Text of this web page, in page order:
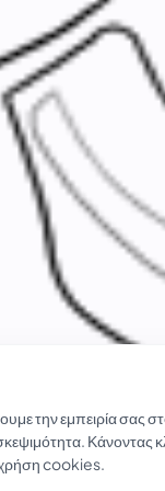
την εμπειρία σας
Κάνοντας
cookies.